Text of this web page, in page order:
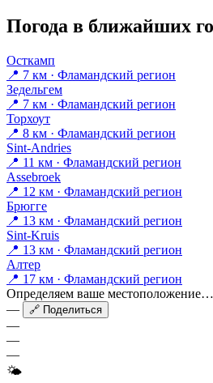
Погода в ближайших
Осткамп
📍 7 км · Фламандский регион
Зедельгем
📍 7 км · Фламандский регион
Торхоут
📍 8 км · Фламандский регион
Sint-Andries
📍 11 км · Фламандский регион
Assebroek
📍 12 км · Фламандский регион
Брюгге
📍 13 км · Фламандский регион
Sint-Kruis
📍 13 км · Фламандский регион
Алтер
📍 17 км · Фламандский регион
Определяем ваше местоположение…
—
🔗 Поделиться
—
—
—
🌤